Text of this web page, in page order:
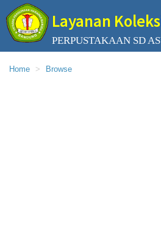
Layanan
PERPUSTAKAAN SD
Home Browse